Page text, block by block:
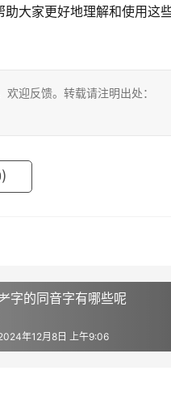
大家更好地理解和使用这
迎反馈。转载请注明出处：
字的同音字有哪些呢
年12月8日 上午9:06